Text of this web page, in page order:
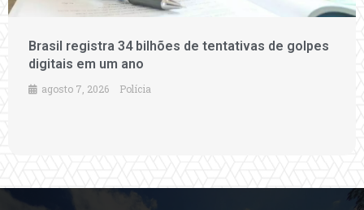
Brasil registra 34 bilhões de tentativas de golpes
digitais em um ano
agosto 7, 2026 Polícia